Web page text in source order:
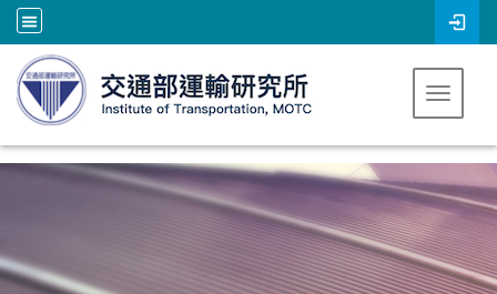
跳到主要內容
Toggle